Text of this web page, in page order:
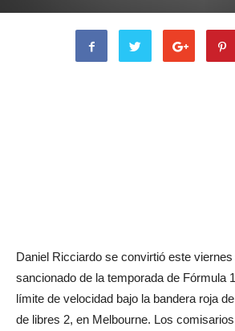
Daniel Ricciardo se convirtió este
sancionado de la temporada de Fórmula
límite de velocidad bajo la bandera roja
de libres 2, en Melbourne. Los